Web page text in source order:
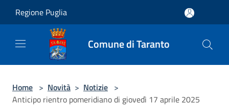
Regione Puglia
Comune di Taranto
Home > Novità > Notizie >
Anticipo rientro pomeridiano di giovedì 17 aprile 2025